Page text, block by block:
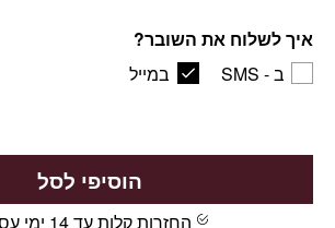
איך לשלוח את השובר?
ב - SMS
במייל
הוסיפי לסל
החזרות קלות עד 14 ימי עסקים